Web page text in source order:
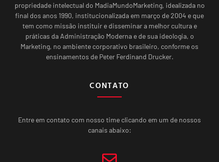
propriedade intelectual do MadiaMundoMarketing, idealizada no
final dos anos 1990, institucionalizada em março de 2004 e que
tem como missão instituir e disseminar a melhor cultura e
práticas da Administração Moderna e de sua ideologia, o
Marketing, no ambiente corporativo brasileiro, conforme os
ensinamentos de Peter Ferdinand Drucker.
CONTATO
Entre em contato com nosso time clicando em um de nossos
canais abaixo: